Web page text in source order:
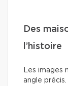
Des
l’histoire
Les images
angle